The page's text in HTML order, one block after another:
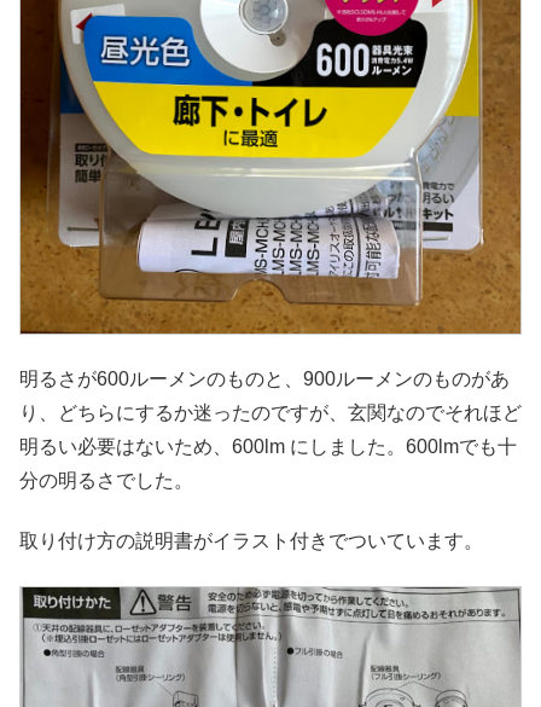
明るさが600ルーメンのものと、900ルーメンのものがあ
り、どちらにするか迷ったのですが、玄関なのでそれほど
明るい必要はないため、600lm にしました。600lmでも十
分の明るさでした。
取り付け方の説明書がイラスト付きでついています。